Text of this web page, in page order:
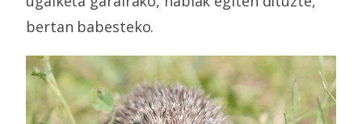
bertan babesteko.